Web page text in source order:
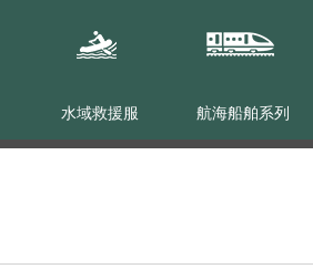
水域救援服 航海船舶系列